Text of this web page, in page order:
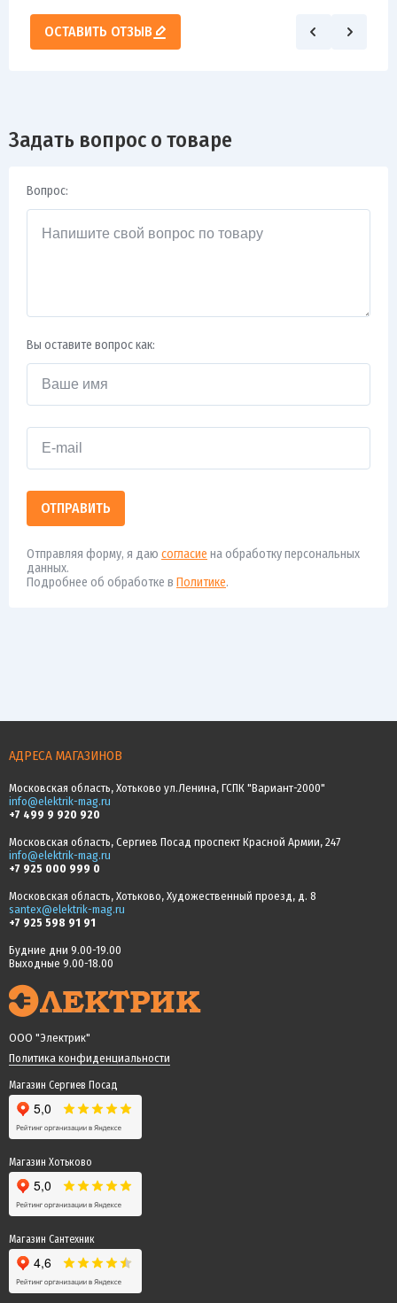
ОСТАВИТЬ ОТЗЫВ
Задать вопрос о товаре
Вопрос:
Вы оставите вопрос как:
ОТПРАВИТЬ
Отправляя форму, я даю согласие на обработку персональных
данных.
Подробнее об обработке в Политике.
АДРЕСА МАГАЗИНОВ
Московская область, Хотьково ул.Ленина, ГСПК "Вариант-2000"
info@elektrik-mag.ru
+7 499 9 920 920
Московская область, Сергиев Посад проспект Красной Армии, 247
info@elektrik-mag.ru
+7 925 000 999 0
Московская область, Хотьково, Художественный проезд, д. 8
santex@elektrik-mag.ru
+7 925 598 91 91
Будние дни 9.00-19.00
Выходные 9.00-18.00
ООО "Электрик"
Политика конфиденциальности
Магазин Сергиев Посад
Магазин Хотьково
Магазин Сантехник